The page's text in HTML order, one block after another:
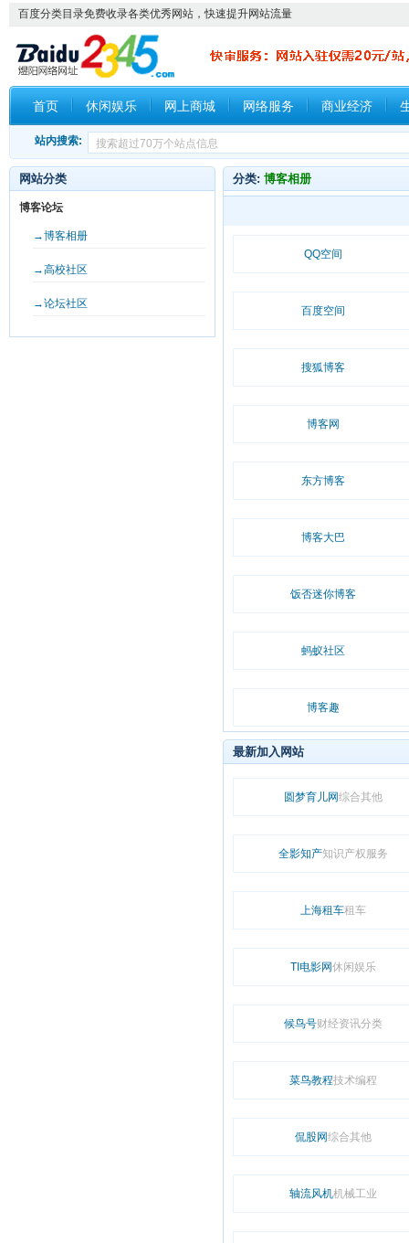
百度分类目录免费收录各类优秀网站，快速提升网站流量
首页 休闲娱乐 网上商城 网络服务 商业经济
站内搜索:
分类: 博客相册
QQ空间
百度空间
搜狐博客
博客网
东方博客
博客大巴
饭否迷你博客
蚂蚁社区
博客趣
最新加入网站
圆梦育儿网综合其他
全影知产知识产权服务
上海租车租车
TI电影网休闲娱乐
候鸟号财经资讯分类
菜鸟教程技术编程
侃股网综合其他
轴流风机机械工业
网站分类
博客论坛
→博客相册
→高校社区
→论坛社区